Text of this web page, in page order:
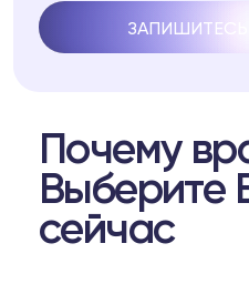
ЗАПИШИТЕСЬ
Почему
Выберите
сейчас